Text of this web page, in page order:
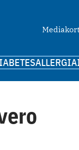
ALLERGIA